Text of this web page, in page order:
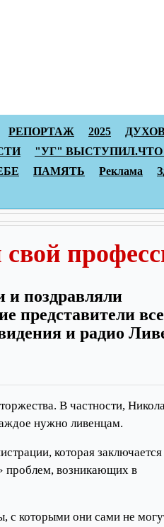
РЕПОРТАЖ 2025
"УГ"
ПАМЯТЬ Реклама
и поздравляли
представители
и радио
В частности,
нужно ливенцам.
которая заключается
проблем, возникающих в
с которыми они сами не